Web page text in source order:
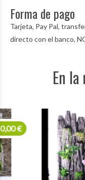
Forma de pago
Tarjeta, Pay Pal,
directo con el banco,
En